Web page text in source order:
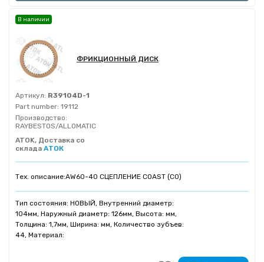
ФРИКЦИОННЫЙ ДИСК
Артикул: R39104D-1
Part number: 19112
Производство:
RAYBESTOS/ALLOMATIC
ATOK, Доставка со
склада АТОК
Тех. описание:AW60-40 СЦЕПЛЕНИЕ COAST (C0)
Тип состояния: НОВЫЙ, Внутренний диаметр:
104мм, Наружный диаметр: 126мм, Высота: мм,
Толщина: 1,7мм, Ширина: мм, Количество зубъев:
44, Материал:
В наличии